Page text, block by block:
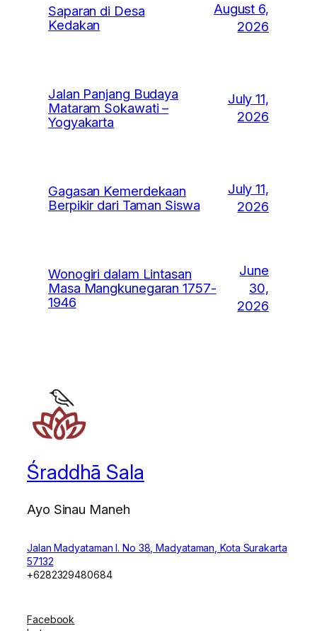
Saparan di Desa
Kedakan
August 6,
2026
Jalan Panjang Budaya
Mataram Sokawati –
Yogyakarta
July 11,
2026
Gagasan Kemerdekaan
Berpikir dari Taman Siswa
July 11,
2026
Wonogiri dalam Lintasan
Masa Mangkunegaran 1757-
1946
June
30,
2026
Śraddhā Sala
Ayo Sinau Maneh
Jalan Madyataman I. No 38, Madyataman, Kota Surakarta
57132
+6282329480684
Facebook